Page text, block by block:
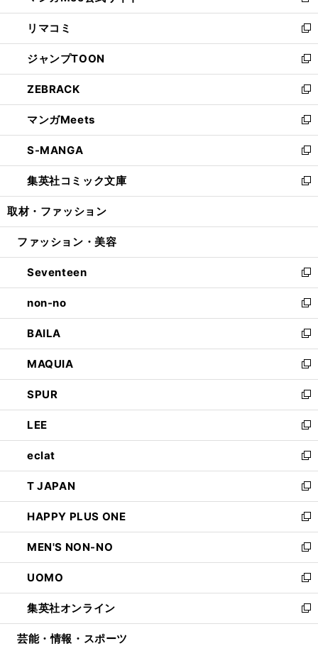
ウ
で
開
く
ン
ド
ウ
で
開
く
ウ
ィ
ン
ド
ウ
で
開
く
し
い
ウ
ィ
ン
ド
ウ
で
開
く
リマコミ
新
し
い
ウ
ィ
ン
ド
ウ
で
開
く
ジャンプTOON
新
し
い
ウ
ィ
ン
ド
ウ
で
開
ZEBRACK
新
し
い
ウ
ィ
ン
ド
ウ
開
マンガMeets
新
し
い
ウ
ィ
ン
ウ
開
く
S-MANGA
新
し
い
ウ
ン
ウ
で
開
く
集英社コミック文庫
新
し
ウ
ン
ド
ウ
で
開
く
取材・ファッション
ファッション・美容
Seventeen
新
し
い
ウ
ィ
ン
ド
ウ
で
開
く
non-no
新
し
い
ウ
ィ
ン
ド
ウ
で
開
く
BAILA
新
し
い
ウ
ィ
ン
ド
ウ
で
開
く
MAQUIA
新
し
い
ウ
ィ
ン
ド
ウ
で
開
く
SPUR
新
し
い
ウ
ィ
ン
ド
ウ
で
開
く
LEE
新
し
い
ウ
ィ
ン
ド
ウ
で
開
く
eclat
新
し
い
ウ
ィ
ン
ド
ウ
で
開
く
T JAPAN
新
し
い
ウ
ィ
ン
ド
ウ
で
開
HAPPY PLUS ONE
新
し
い
ウ
ィ
ン
ド
ウ
MEN'S NON-NO
新
し
い
ウ
ィ
ン
UOMO
新
し
い
ウ
集英社オンライン
新
し
芸能・情報・スポーツ